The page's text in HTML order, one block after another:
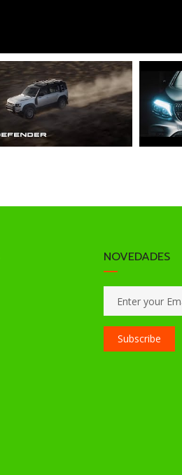
NOVEDADES
Subscribe